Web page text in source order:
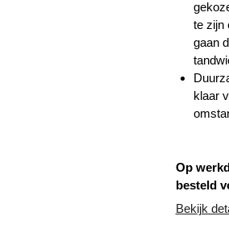
te zijn
gaan
klaar
Op
besteld
Bekijk